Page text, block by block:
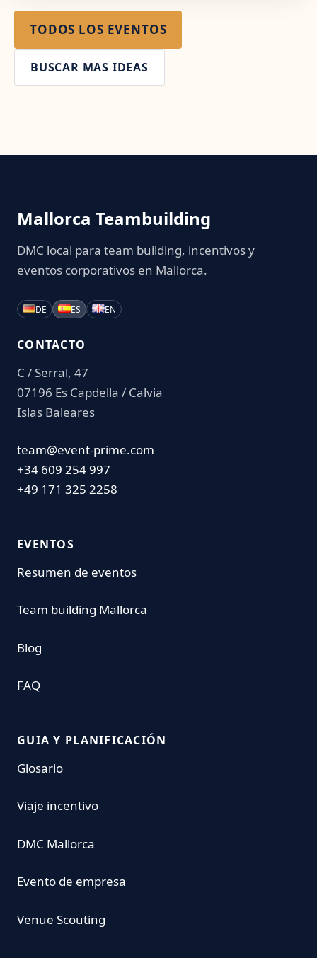
TODOS LOS EVENTOS
BUSCAR MAS IDEAS
Mallorca Teambuilding
DMC local para team building, incentivos y
eventos corporativos en Mallorca.
DE ES EN
CONTACTO
C / Serral, 47
07196 Es Capdella / Calvia
Islas Baleares
team@event-prime.com
+34 609 254 997
+49 171 325 2258
EVENTOS
Resumen de eventos
Team building Mallorca
Blog
FAQ
GUIA Y PLANIFICACIÓN
Glosario
Viaje incentivo
DMC Mallorca
Evento de empresa
Venue Scouting